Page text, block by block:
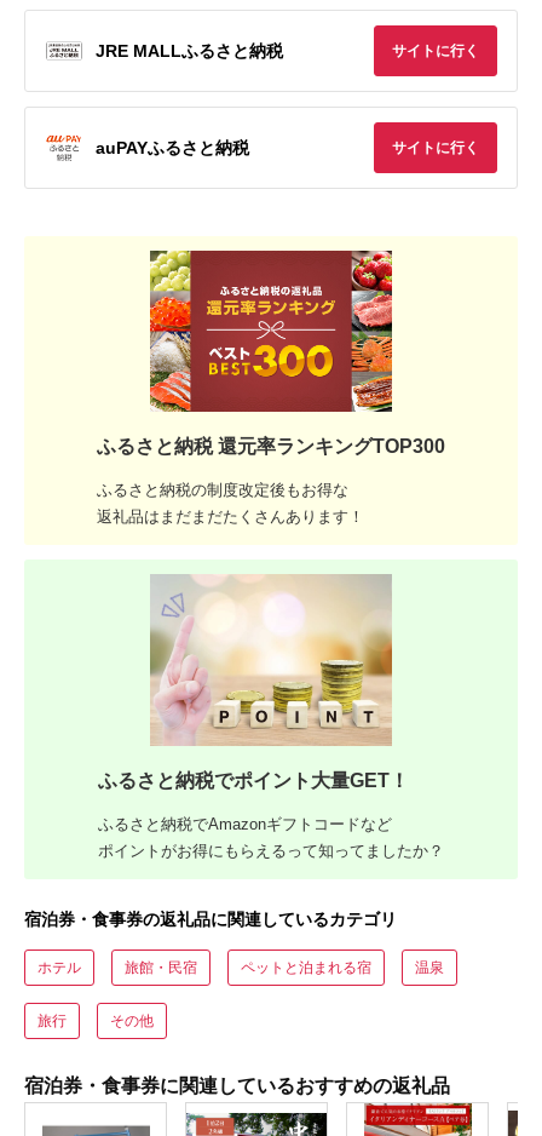
JRE MALLふるさと納税 サイトに行く
auPAYふるさと納税 サイトに行く
ふるさと納税 還元率ランキングTOP300
ふるさと納税の制度改定後もお得な
返礼品はまだまだたくさんあります！
ふるさと納税でポイント大量GET！
ふるさと納税でAmazonギフトコードなど
ポイントがお得にもらえるって知ってましたか？
宿泊券・食事券の返礼品に関連しているカテゴリ
ホテル 旅館・民宿 ペットと泊まれる宿 温泉
旅行 その他
宿泊券・食事券に関連しているおすすめの返礼品